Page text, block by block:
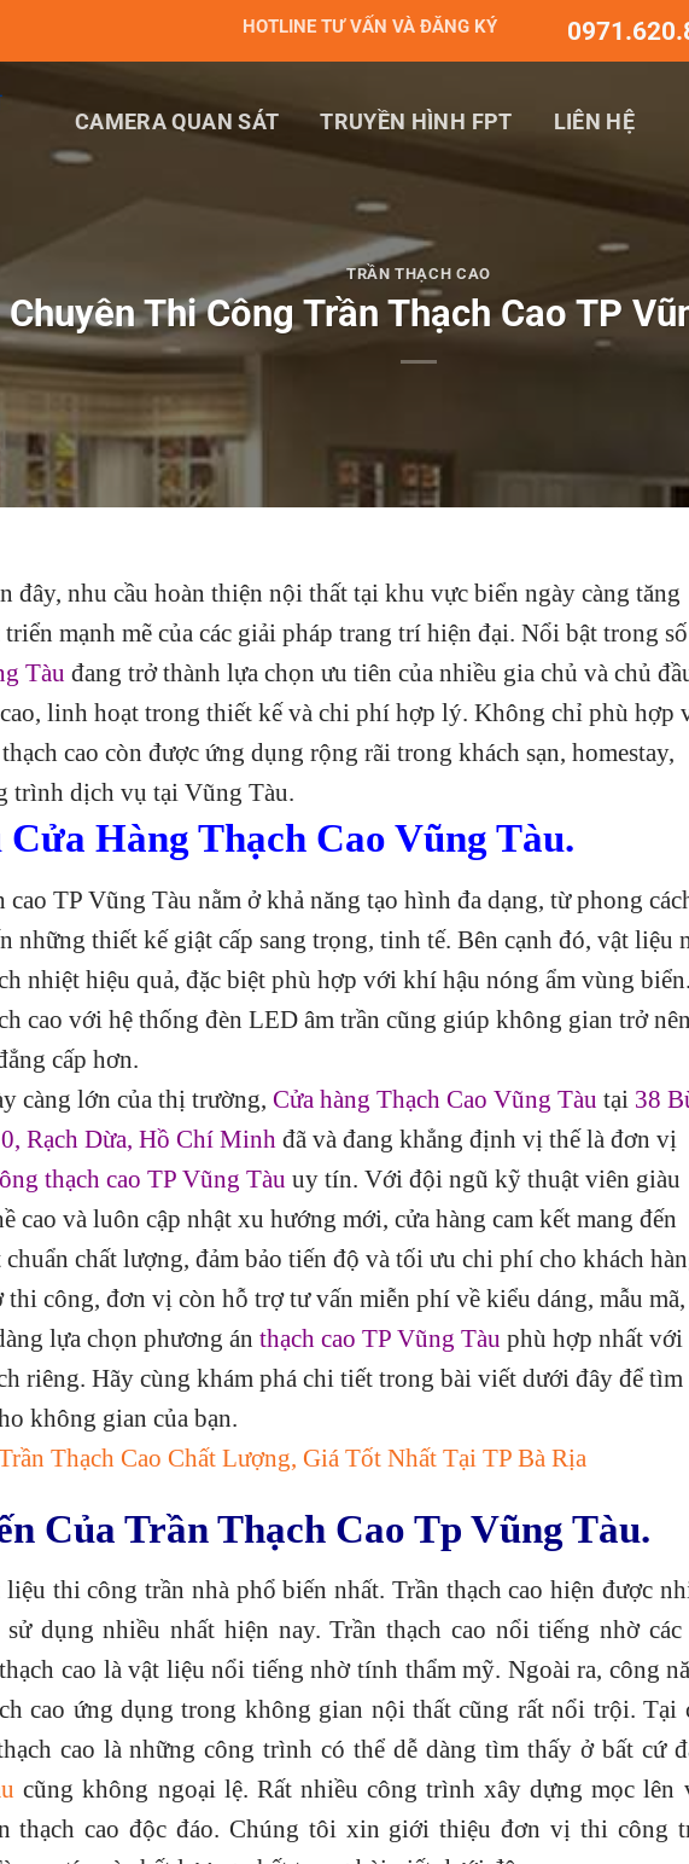
HOTLINE TƯ VẤN VÀ ĐĂNG KÝ
CAMERA QUAN SÁT TRUYỀN HÌNH FPT LIÊN HỆ
TRẦN THẠCH CAO
Thi Công Trần Thạch Cao TP
đây, nhu cầu hoàn thiện nội thất tại khu vực biển ngày càng tăng
triển mạnh mẽ của các giải pháp trang trí hiện đại. Nổi bật trong số
Tàu đang trở thành lựa chọn ưu tiên của nhiều gia chủ và chủ
linh hoạt trong thiết kế và chi phí hợp lý. Không chỉ phù hợp
cao còn được ứng dụng rộng rãi trong khách sạn, homestay,
trình dịch vụ tại Vũng Tàu.
Hàng Thạch Cao Vũng Tàu.
cao TP Vũng Tàu nằm ở khả năng tạo hình đa dạng, từ phong
những thiết kế giật cấp sang trọng, tinh tế. Bên cạnh đó, vật liệu
nhiệt hiệu quả, đặc biệt phù hợp với khí hậu nóng ẩm vùng biển.
cao với hệ thống đèn LED âm trần cũng giúp không gian trở nên
cấp hơn.
càng lớn của thị trường, Cửa hàng Thạch Cao Vũng Tàu tại 38
Rạch Dừa, Hồ Chí Minh đã và đang khẳng định vị thế là đơn vị
thạch cao TP Vũng Tàu uy tín. Với đội ngũ kỹ thuật viên giàu
cao và luôn cập nhật xu hướng mới, cửa hàng cam kết mang đến
chất lượng, đảm bảo tiến độ và tối ưu chi phí cho khách
công, đơn vị còn hỗ trợ tư vấn miễn phí về kiểu dáng, mẫu mã,
lựa chọn phương án thạch cao TP Vũng Tàu phù hợp nhất với
riêng. Hãy cùng khám phá chi tiết trong bài viết dưới đây để tìm
không gian của bạn.
Thạch Cao Chất Lượng, Giá Tốt Nhất Tại TP Bà Rịa
Của Trần Thạch Cao Tp Vũng Tàu.
liệu thi công trần nhà phổ biến nhất. Trần thạch cao hiện được
dụng nhiều nhất hiện nay. Trần thạch cao nổi tiếng nhờ các
cao là vật liệu nổi tiếng nhờ tính thẩm mỹ. Ngoài ra, công
cao ứng dụng trong không gian nội thất cũng rất nổi trội. Tại
cao là những công trình có thể dễ dàng tìm thấy ở bất cứ
cũng không ngoại lệ. Rất nhiều công trình xây dựng mọc lên
thạch cao độc đáo. Chúng tôi xin giới thiệu đơn vị thi công